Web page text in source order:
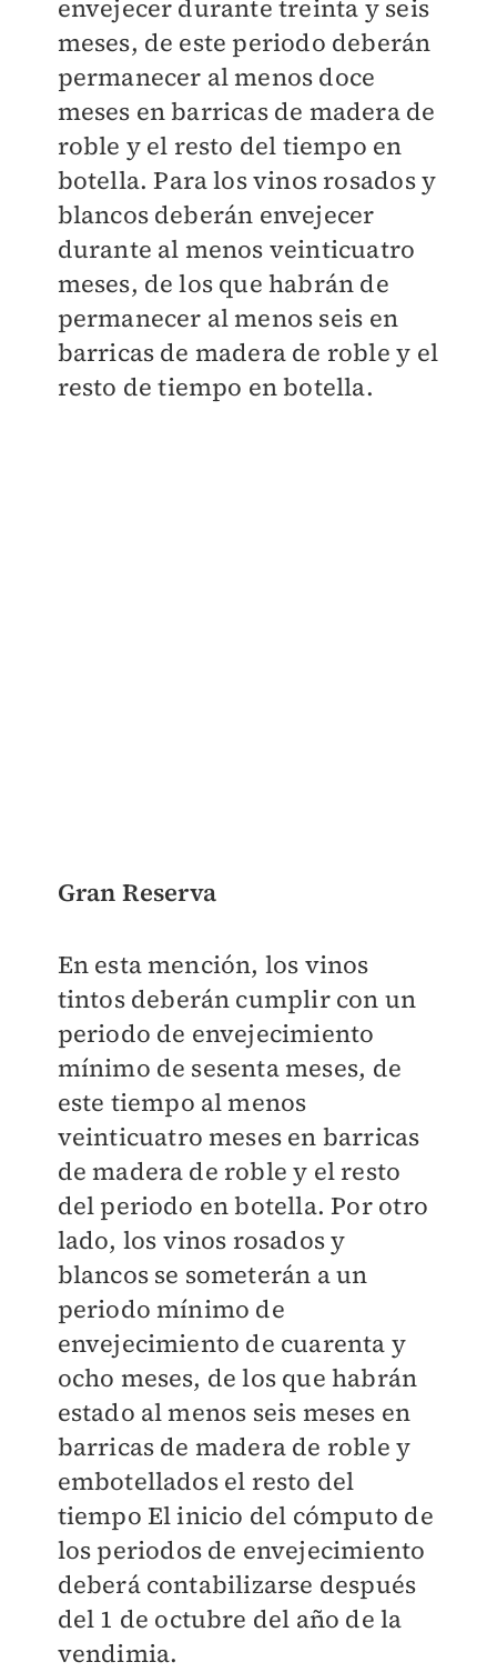
envejecer durante treinta y seis
meses, de este periodo deberán
permanecer al menos doce
meses en barricas de madera de
roble y el resto del tiempo en
botella. Para los vinos rosados y
blancos deberán envejecer
durante al menos veinticuatro
meses, de los que habrán de
permanecer al menos seis en
barricas de madera de roble y el
resto de tiempo en botella.
Gran Reserva
En esta mención, los vinos
tintos deberán cumplir con un
periodo de envejecimiento
mínimo de sesenta meses, de
este tiempo al menos
veinticuatro meses en barricas
de madera de roble y el resto
del periodo en botella. Por otro
lado, los vinos rosados y
blancos se someterán a un
periodo mínimo de
envejecimiento de cuarenta y
ocho meses, de los que habrán
estado al menos seis meses en
barricas de madera de roble y
embotellados el resto del
tiempo El inicio del cómputo de
los periodos de envejecimiento
deberá contabilizarse después
del 1 de octubre del año de la
vendimia.